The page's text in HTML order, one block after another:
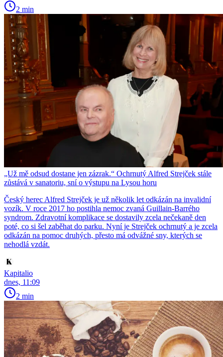
2 min
„Už mě odsud dostane jen zázrak.“ Ochrnutý Alfred Strejček stále
zůstává v sanatoriu, sní o výstupu na Lysou horu
Český herec Alfred Strejček je už několik let odkázán na invalidní
vozík. V roce 2017 ho postihla nemoc zvaná Guillain-Barrého
syndrom. Zdravotní komplikace se dostavily zcela nečekaně den
poté, co si šel zaběhat do parku. Nyní je Strejček ochrnutý a je zcela
odkázán na pomoc druhých, přesto má odvážné sny, kterých se
nehodlá vzdát.
Kapitalio
dnes, 11:09
2 min